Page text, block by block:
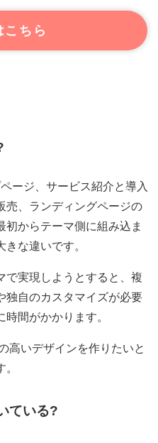
こちら
ージ、サービス紹介と導入
売、ランディングページの
からテーマ側に組み込ま
な違いです。
で実現しようとすると、複
独自のカスタマイズが必要
間がかかります。
高いデザインを作りたいと
ている?